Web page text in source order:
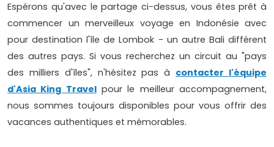
Espérons qu'avec le partage ci-dessus, vous êtes prêt à
commencer un merveilleux voyage en Indonésie avec
pour destination l'île de Lombok - un autre Bali différent
des autres pays. Si vous recherchez un circuit au "pays
des milliers d'îles", n'hésitez pas à contacter l'équipe
d'Asia King Travelpour le meilleur accompagnement,
nous sommes toujours disponibles pour vous offrir des
vacances authentiques et mémorables.